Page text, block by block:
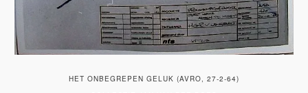
HET ONBEGREPEN GELUK (AVRO, 27-2-64)